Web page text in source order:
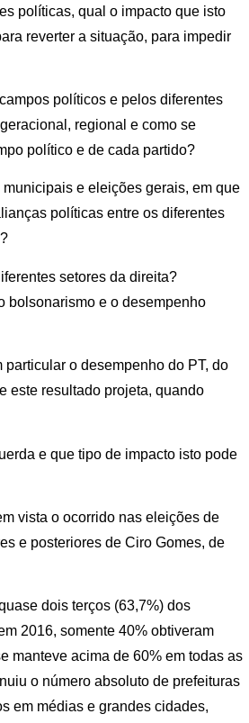
políticas, qual o impacto que isto
reverter a situação, para impedir
políticos e pelos diferentes
regional e como se
político e de cada partido?
e eleições gerais, em que
políticas entre os diferentes
setores da direita?
bolsonarismo e o desempenho
o desempenho do PT, do
este resultado projeta, quando
e que tipo de impacto isto pode
vista o ocorrido nas eleições de
e posteriores de Ciro Gomes, de
dois terços (63,7%) dos
2016, somente 40% obtiveram
manteve acima de 60% em todas as
o número absoluto de prefeituras
em médias e grandes cidades,